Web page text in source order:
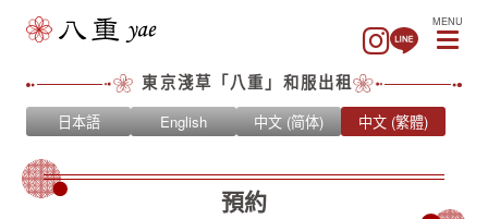
東京淺草「八重」和服出租
日本語 English 中文 (简体) 中文 (繁體)
MENU
預約